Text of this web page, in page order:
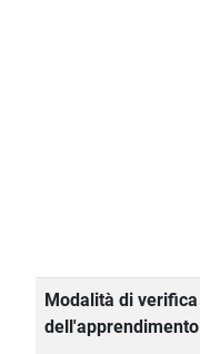
Modalità di verifica
dell'apprendimento